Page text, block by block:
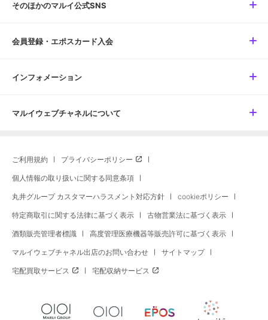
そのほかのマルイ公式SNS
会員登録・エポスカード入会
インフォメーション
マルイウェブチャネルについて
ご利用規約 プライバシーポリシー
個人情報の取り扱いに関する同意条項
丸井グループ カスタマーハラスメント対応方針 cookieポリシー
特定商取引に関する法律に基づく表示 古物営業法に基づく表示
酒類販売管理者標識 高度管理医療機器等販売許可に基づく表示
マルイウェブチャネル出店のお問い合わせ サイトマップ
宅配買取サービス 宅配収納サービス